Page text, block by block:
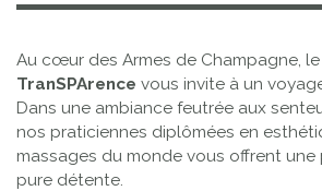
Au cœur des Armes de Champagne, le
TranSPArence vous invite à un
Dans une ambiance feutrée aux
nos praticiennes diplômées en
massages du monde vous offrent
pure détente.